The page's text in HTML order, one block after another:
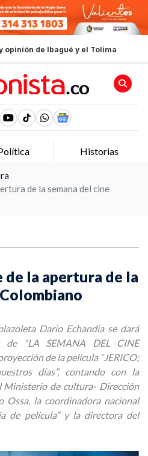
opinión de Ibagué y el Tolima
Opinion
de la semana del cine
de la apertura de la
Dario Echandia se dará
“LA SEMANA DEL CINE
de la película “JERICO;
días”, contando con la
Ministerio de cultura- Dirección
Ossa, la coordinadora nacional
de película” y la directora del